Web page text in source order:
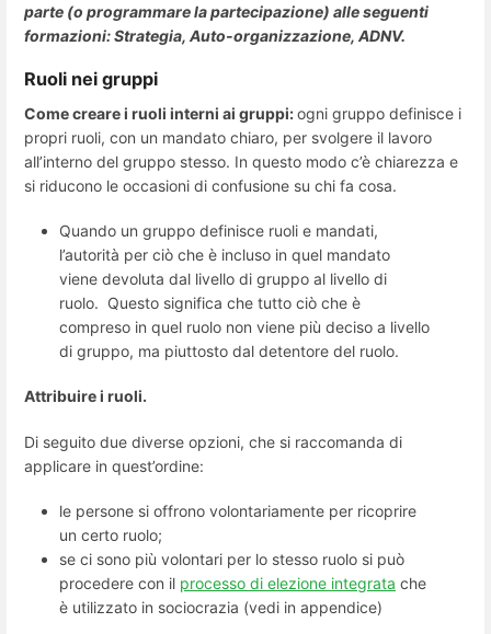
parte (o programmare la partecipazione) alle seguenti
formazioni: Strategia, Auto-organizzazione, ADNV.
Ruoli nei gruppi
Come creare i ruoli interni ai gruppi:ogni gruppo definisce i
propri ruoli, con un mandato chiaro, per svolgere il lavoro
all’interno del gruppo stesso. In questo modo c’è chiarezza e
si riducono le occasioni di confusione su chi fa cosa.
Quando un gruppo definisce ruoli e mandati,
l’autorità per ciò che è incluso in quel mandato
viene devoluta dal livello di gruppo al livello di
ruolo. Questo significa che tutto ciò che è
compreso in quel ruolo non viene più deciso a livello
di gruppo, ma piuttosto dal detentore del ruolo.
Attribuire i ruoli.
Di seguito due diverse opzioni, che si raccomanda di
applicare in quest’ordine:
le persone si offrono volontariamente per ricoprire
un certo ruolo;
se ci sono più volontari per lo stesso ruolo si può
procedere con il processo di elezione integrata che
è utilizzato in sociocrazia (vedi in appendice)